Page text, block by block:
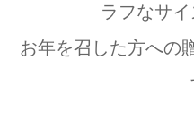
ラフなサイ
お年を召した方への